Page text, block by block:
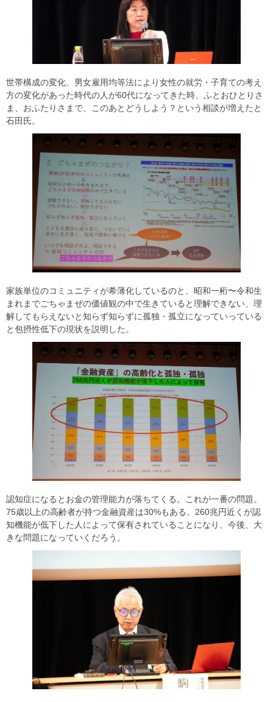
世帯構成の変化、男女雇用均等法により女性の就労・子育ての考え
方の変化があった時代の人が60代になってきた時、ふとおひとりさ
ま、おふたりさまで、このあとどうしよう？という相談が増えたと
石田氏。
家族単位のコミュニティが希薄化しているのと、昭和一桁〜令和生
まれまでごちゃまぜの価値観の中で生きていると理解できない、理
解してもらえないと知らず知らずに孤独・孤立になっていっている
と包摂性低下の現状を説明した。
認知症になるとお金の管理能力が落ちてくる。これが一番の問題。
75歳以上の高齢者が持つ金融資産は30%もある。260兆円近くが認
知機能が低下した人によって保有されていることになり、今後、大
きな問題になっていくだろう。